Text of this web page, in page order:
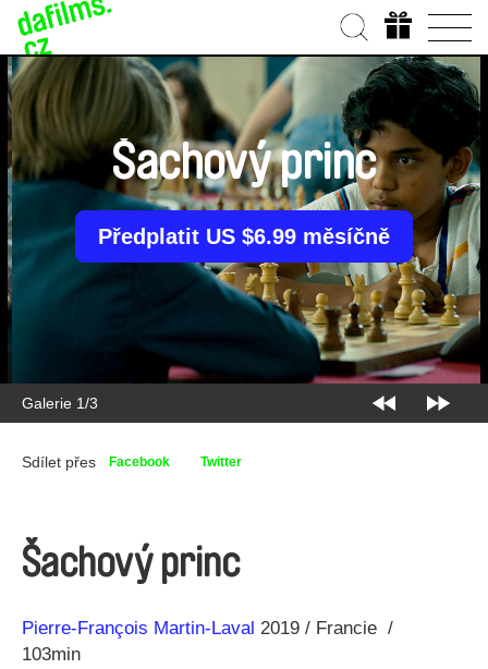
Galerie 2/3
Šachový princ
Předplatit US $6.99 měsíčně
Sdílet přes Facebook Twitter
Šachový princ
Režie
Pierre-François Martin-Laval
Rok 2019
Francie
103min